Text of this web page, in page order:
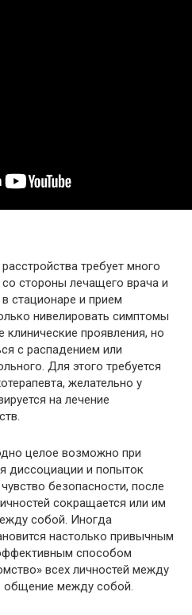
требует много
стороны лечащего врача и
стационаре и прием
нивелировать симптомы
клинические проявления, но
с распадением или
Для этого требуется
желательно у
на лечение
целое возможно при
диссоциации и попыток
безопасности, после
сокращается или им
собой. Иногда
настолько привычным
способом
всех личностей между
общение между собой.